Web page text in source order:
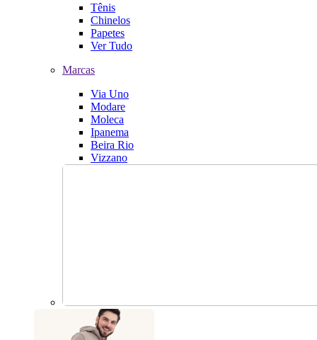
Tênis
Chinelos
Papetes
Ver Tudo
Marcas
Via Uno
Modare
Moleca
Ipanema
Beira Rio
Vizzano